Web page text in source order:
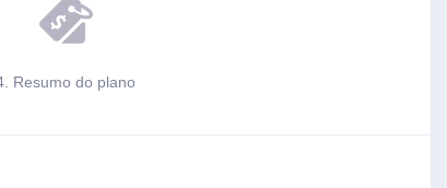
Resumo do plano